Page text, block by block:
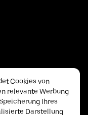
Cookies von
relevante Werbung
Ihres
Darstellung